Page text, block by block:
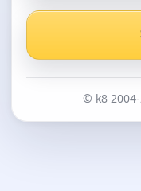
© k8